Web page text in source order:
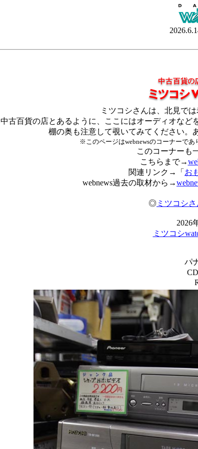
ミツコシさんは、北見で
中古百貨の店とあるように、ここにはオーディオなど
棚の奥も注意して覗いてみてください。
※このページはwebnewsのコーナーであ
このコーナーも
こちらまで→
関連リンク→「 お
webnews過去の取材から→
◎ ミツコシ
2026
ミツコシ
パ